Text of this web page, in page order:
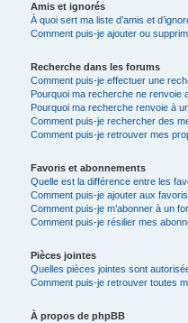
Amis et ignorés
À quoi sert ma liste d’amis et
Comment puis-je ajouter ou
Recherche dans les forums
Comment puis-je effectuer une
Pourquoi ma recherche ne renvoie
Pourquoi ma recherche renvoie à
Comment puis-je rechercher des
Comment puis-je retrouver mes
Favoris et abonnements
Quelle est la différence entre les
Comment puis-je ajouter aux
Comment puis-je m’abonner à un
Comment puis-je résilier mes
Pièces jointes
Quelles pièces jointes sont
Comment puis-je retrouver toutes
À propos de phpBB